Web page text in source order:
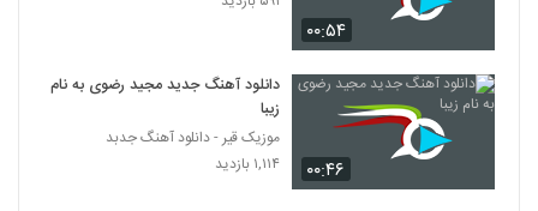
۰۰:۵۴
۰۰:۴۶
دانلود آهنگ جدید مجید رضوی به نام
زیبا
موزیک قیر - دانلود آهنگ جدبد
۱,۱۱۴ بازدید